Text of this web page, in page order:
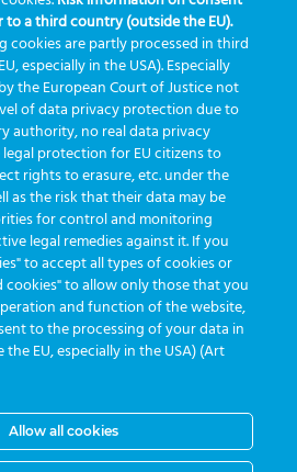
novas tecnologias PALC
processo de coleta produtividade
rastreabilidade RDC
tecnologia tomada de decisão
Digital tubos usabilidade
vonGreiner Service Tech
a third country (outside the EU).
cookies are partly processed in third
especially in the USA). Especially
the European Court of Justice not
of data privacy protection due to
authority, no real data privacy
protection for EU citizens to
rights to erasure, etc. under the
as the risk that their data may be
for control and monitoring
legal remedies against it. If you
to accept all types of cookies or
cookies" to allow only those that you
and function of the website,
to the processing of your data in
EU, especially in the USA) (Art
Allow all cookies